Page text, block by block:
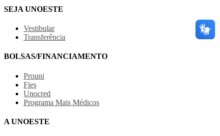
SEJA UNOESTE
Vestibular
Transferência
BOLSAS/FINANCIAMENTO
Prouni
Fies
Unocred
Programa Mais Médicos
A UNOESTE